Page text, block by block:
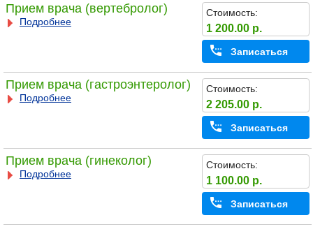
Прием врача (вертебролог)
Подробнее
Стоимость:
1 200.00 р.
Записаться
Прием врача (гастроэнтеролог)
Подробнее
Стоимость:
2 205.00 р.
Записаться
Прием врача (гинеколог)
Подробнее
Стоимость:
1 100.00 р.
Записаться